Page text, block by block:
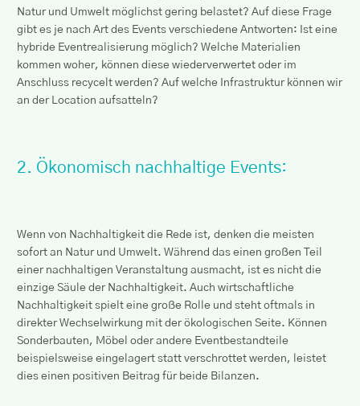
Natur und Umwelt möglichst gering belastet? Auf diese Frage
gibt es je nach Art des Events verschiedene Antworten: Ist eine
hybride Eventrealisierung möglich? Welche Materialien
kommen woher, können diese wiederverwertet oder im
Anschluss recycelt werden? Auf welche Infrastruktur können wir
an der Location aufsatteln?
2. Ökonomisch nachhaltige Events:
Wenn von Nachhaltigkeit die Rede ist, denken die meisten
sofort an Natur und Umwelt. Während das einen großen Teil
einer nachhaltigen Veranstaltung ausmacht, ist es nicht die
einzige Säule der Nachhaltigkeit. Auch wirtschaftliche
Nachhaltigkeit spielt eine große Rolle und steht oftmals in
direkter Wechselwirkung mit der ökologischen Seite. Können
Sonderbauten, Möbel oder andere Eventbestandteile
beispielsweise eingelagert statt verschrottet werden, leistet
dies einen positiven Beitrag für beide Bilanzen.